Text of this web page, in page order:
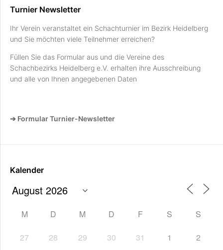
Turnier Newsletter
Ihr Verein veranstaltet ein Schachturnier im Bezirk Heidelberg
und Sie möchten viele Teilnehmer erreichen?
Füllen Sie das Formular aus und die Vereine des
Schachbezirks Heidelberg e.V. erhalten ihre Ausschreibung
und alle von Ihnen angegebenen Daten
➔ Formular Turnier-Newsletter
Kalender
M D M D F S S
27 28 29 30 31 1 2